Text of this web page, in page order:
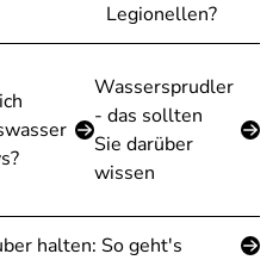
Legionellen?
Wassersprudler
- das sollten
Sie darüber
wissen
halten: So geht's